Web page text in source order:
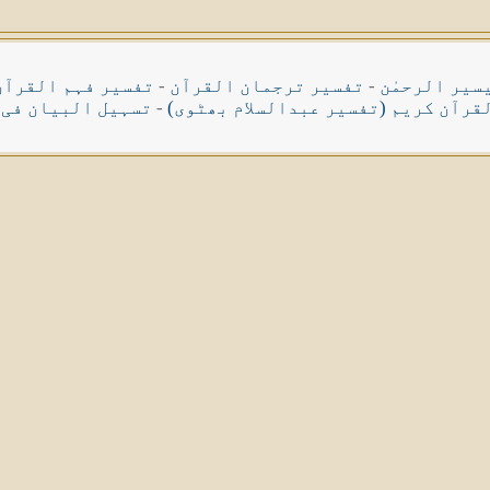
الرحمٰن - تفسیر ترجمان القرآن - تفسیر فہم
کریم (تفسیر عبدالسلام بھٹوی) - تسہیل البیان